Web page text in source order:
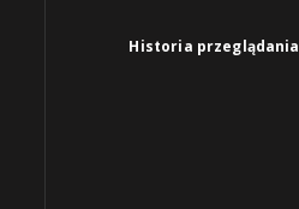
Historia przeglądania